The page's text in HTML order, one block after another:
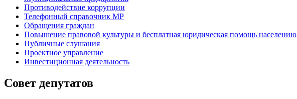
Противодействие коррупции
Телефонный справочник МР
Обращения граждан
Повышение правовой культуры и бесплатная юридическая помощь населению
Публичные слушания
Проектное управление
Инвестиционная деятельность
Совет депутатов